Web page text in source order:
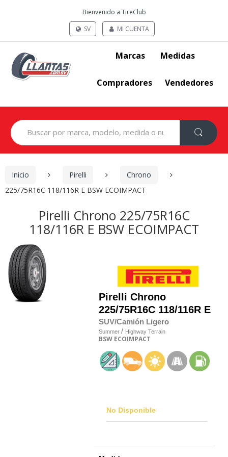
Bienvenido a TireClub
SV
MI CUENTA
Marcas Medidas
Compradores Vendedores
Search
for:
Inicio Pirelli
Chrono
225/75R16C 118/116R E BSW ECOIMPACT
Pirelli Chrono 225/75R16C
118/116R E BSW ECOIMPACT
Pirelli Chrono
225/75R16C 118/116R E
SUV/Camión Ligero
Summer / Highway Terrain
BSW ECOIMPACT
No Disponible